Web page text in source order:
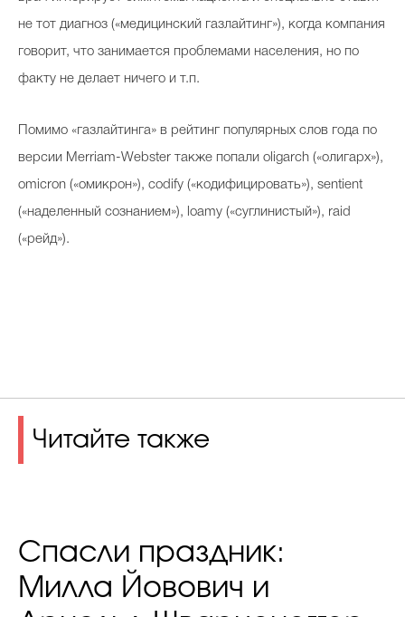
не тот диагноз («медицинский газлайтинг»), когда компания
говорит, что занимается проблемами населения, но по
факту не делает ничего и т.п.
Помимо «газлайтинга» в рейтинг популярных слов года по
версии Merriam-Webster также попали oligarch («олигарх»),
omicron («омикрон»), codify («кодифицировать»), sentient
(«наделенный сознанием»), loamy («суглинистый»), raid
(«рейд»).
Читайте также
Спасли праздник:
Милла Йовович и